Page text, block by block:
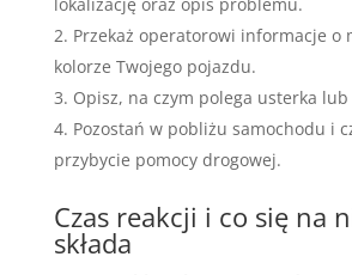
Przekaż operatorowi informacje o
kolorze Twojego pojazdu.
Opisz, na czym polega usterka
Pozostań w pobliżu samochodu i
przybycie pomocy drogowej.
Czas reakcji i co się na
składa